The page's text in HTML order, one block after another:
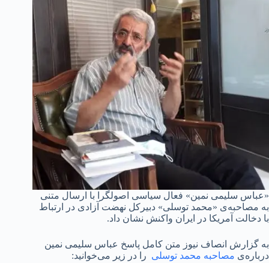
«عباس سلیمی نمین» فعال سیاسی اصولگرا با ارسال متنی
به مصاحبه‌ی «محمد توسلی» دبیرکل نهضت آزادی در ارتباط
با دخالت آمریکا در ایران واکنش نشان داد.
به گزارش انصاف نیوز متن کامل پاسخ عباس سلیمی نمین
درباره‌ی مصاحبه محمد توسلی را در زیر می‌خوانید: